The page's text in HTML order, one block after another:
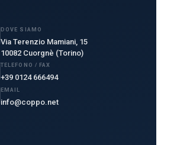
DOVE SIAMO
Via Terenzio Mamiani, 15
10082 Cuorgnè (Torino)
TELEFONO / FAX
+39 0124 666494
EMAIL
info@coppo.net